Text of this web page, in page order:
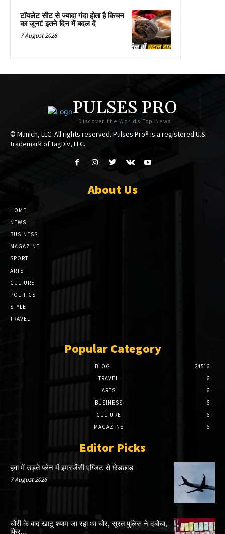
टॉयलेट सीट से ज्यादा गंदा होता है किचन
का जूना! इतने दिन में बदल दें
7 August 2026
PULSES PRO
Discover the Worlds Top News
© Munich, LLC. All rights reserved. Pulses Pro® is a registered U.S.
trademark of tagDiv, LLC.
About Us
HOME
NEWS
BUSINESS
MAGAZINE
SPORT
ARTS
CULTURE
POLITICS
STYLE
TRAVEL
Popular Category
BLOG
24516
TRAVEL
6
ARTS
6
BUSINESS
6
CULTURE
6
MAGAZINE
6
Editor Picks
हवा में उड़ते प्लेन में इमरजेंसी एग्जिट से छेड़छाड़
7 August 2026
चोरी के बाद खाटू श्याम जा रहा था चोर, सूरत पुलिस ने दबोचा,